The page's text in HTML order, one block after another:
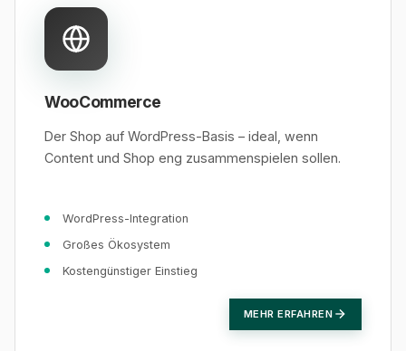
WooCommerce
Der Shop auf WordPress-Basis – ideal, wenn
Content und Shop eng zusammenspielen sollen.
WordPress-Integration
Großes Ökosystem
Kostengünstiger Einstieg
MEHR ERFAHREN